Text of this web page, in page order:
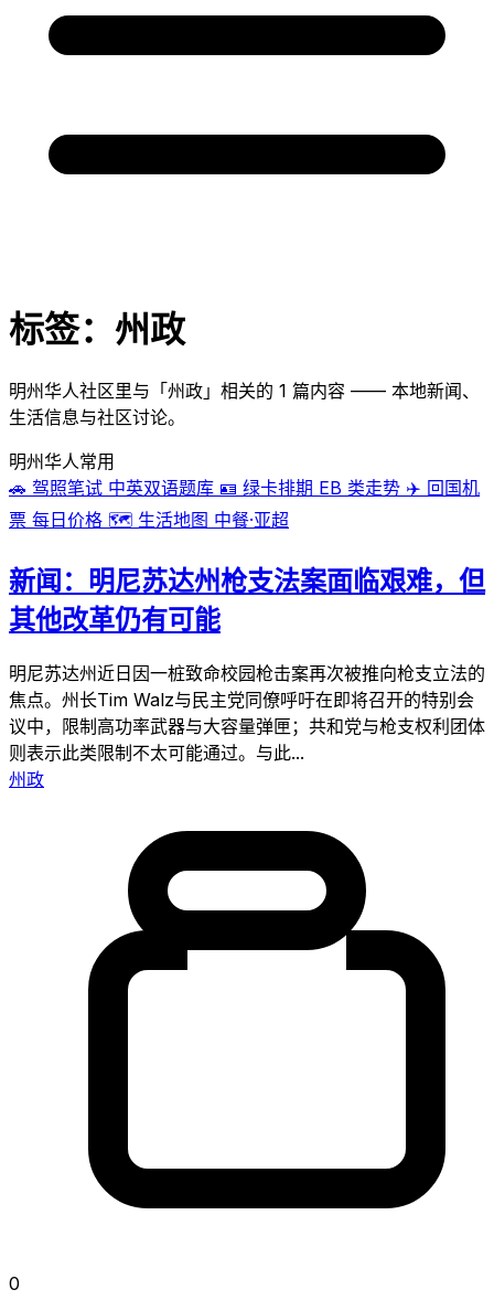
标签：州政
明州华人社区里与「州政」相关的 1 篇内容 —— 本地新闻、
生活信息与社区讨论。
明州华人常用
🚗 驾照笔试 中英双语题库 🪪 绿卡排期 EB 类走势 ✈️ 回国机
票 每日价格 🗺️ 生活地图 中餐·亚超
新闻：明尼苏达州枪支法案面临艰难，但
其他改革仍有可能
明尼苏达州近日因一桩致命校园枪击案再次被推向枪支立法的
焦点。州长Tim Walz与民主党同僚呼吁在即将召开的特别会
议中，限制高功率武器与大容量弹匣；共和党与枪支权利团体
则表示此类限制不太可能通过。与此...
州政
0